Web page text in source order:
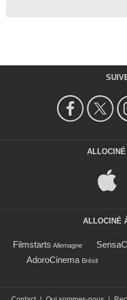
ALLOCINÉ
Filmstarts Allemagne
AdoroCinema Brésil